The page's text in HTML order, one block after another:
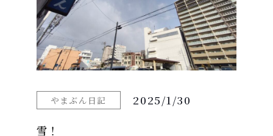
やまぶん日記 2025/1/30
雪！